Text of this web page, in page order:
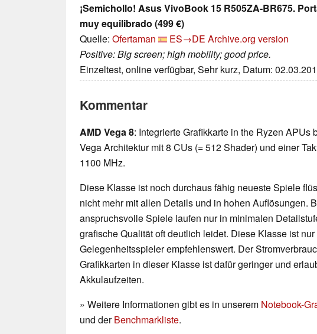
¡Semichollo! Asus VivoBook 15 R505ZA-BR675.
muy equilibrado (499 €)
Quelle: Ofertaman ES→DE Archive.org version
Positive: Big screen; high mobility; good price.
Einzeltest, online verfügbar, Sehr kurz, Datum:
Kommentar
AMD Vega 8: Integrierte Grafikkarte in the Ryzen APUs
Vega Architektur mit 8 CUs (= 512 Shader) und einer
1100 MHz.
Diese Klasse ist noch durchaus fähig neueste Spiele
nicht mehr mit allen Details und in hohen Auflösungen.
anspruchsvolle Spiele laufen nur in minimalen
grafische Qualität oft deutlich leidet. Diese Klasse ist
Gelegenheitsspieler empfehlenswert. Der
Grafikkarten in dieser Klasse ist dafür geringer und
Akkulaufzeiten.
» Weitere Informationen gibt es in unserem Notebook-
und derBenchmarkliste.